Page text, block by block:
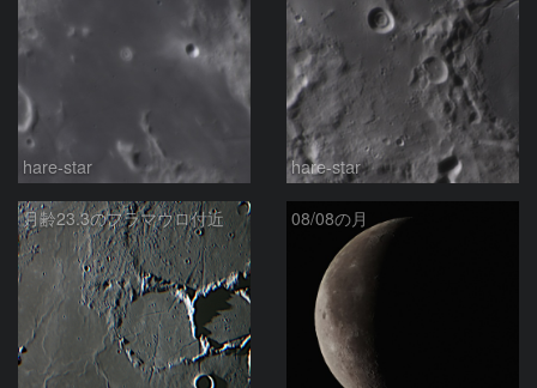
hare-star hare-star
月齢23.3のフラマウロ付近 08/08の月